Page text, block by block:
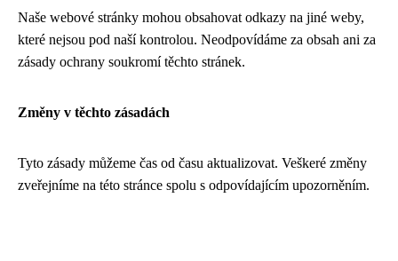
Naše webové stránky mohou obsahovat odkazy na jiné weby,
které nejsou pod naší kontrolou. Neodpovídáme za obsah ani za
zásady ochrany soukromí těchto stránek.
Změny v těchto zásadách
Tyto zásady můžeme čas od času aktualizovat. Veškeré změny
zveřejníme na této stránce spolu s odpovídajícím upozorněním.